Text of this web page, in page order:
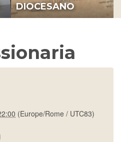
DIOCESANO
(Europe/Rome / UTC83)